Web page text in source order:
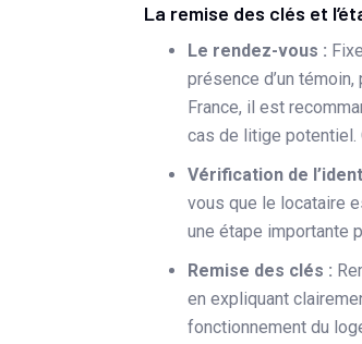
La remise des clés et
Le rendez-vous :
présence d’un
France, il est
cas de litige potentiel.
Vérification de
vous que le locataire
une étape importante
Remise des clés :
en expliquant
fonctionnement du